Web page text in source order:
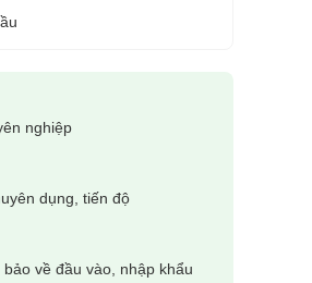
nghiệp
dụng, tiến độ
về đầu vào, nhập khẩu